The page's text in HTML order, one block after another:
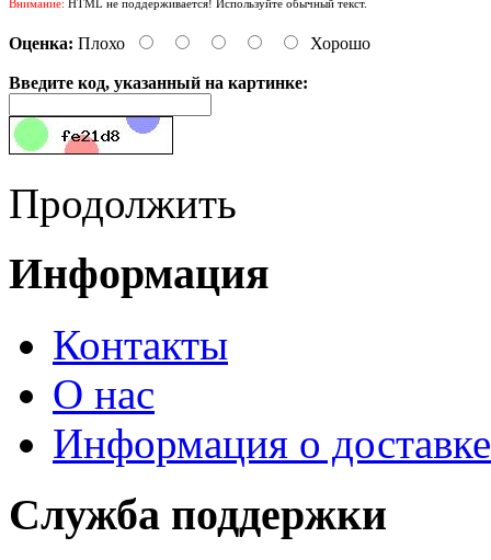
Внимание: HTML не поддерживается! Используйте обычный текст.
Оценка: Плохо Хорошо
Введите код, указанный на картинке:
Продолжить
Информация
Контакты
О нас
Информация о доставке
Служба поддержки